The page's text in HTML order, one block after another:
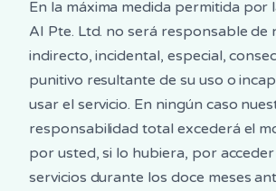
En la máxima medida permitida por
AI Pte. Ltd. no será responsable de
indirecto, incidental, especial,
punitivo resultante de su uso o
usar el servicio. En ningún caso
responsabilidad total excederá el
por usted, si lo hubiera, por
servicios durante los doce meses